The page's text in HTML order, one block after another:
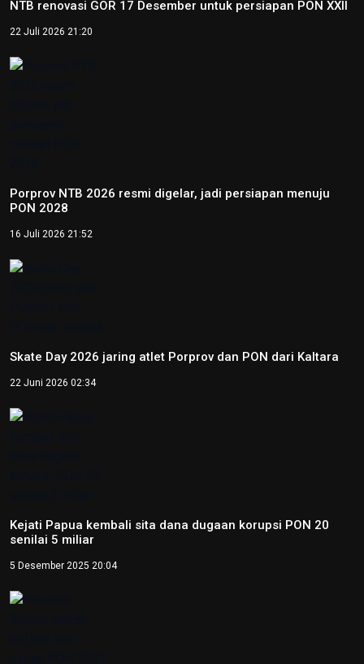
NTB renovasi GOR 17 Desember untuk persiapan PON XXII
22 Juli 2026 21:20
Porprov NTB 2026 resmi digelar, jadi persiapan menuju
PON 2028
16 Juli 2026 21:52
Skate Day 2026 jaring atlet Porprov dan PON dari Kaltara
22 Juni 2026 02:34
Kejati Papua kembali sita dana dugaan korupsi PON 20
senilai 5 miliar
5 Desember 2025 20:04